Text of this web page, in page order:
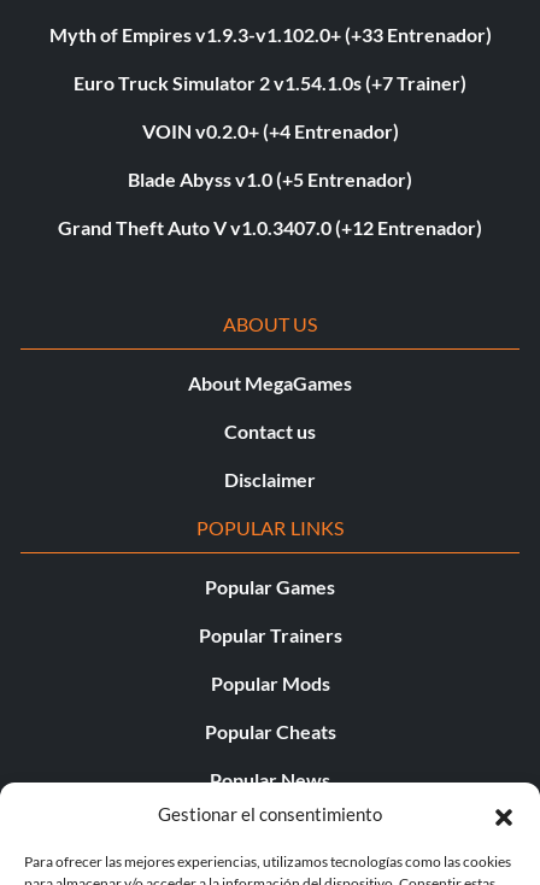
Gestionar el consentimiento
Para ofrecer las mejores experiencias, utilizamos tecnologías como las cookies
Myth of Empires v1.9.3-v1.102.0+ (+33 Entrenador)
Euro Truck Simulator 2 v1.54.1.0s (+7 Trainer)
VOIN v0.2.0+ (+4 Entrenador)
Blade Abyss v1.0 (+5 Entrenador)
Grand Theft Auto V v1.0.3407.0 (+12 Entrenador)
ABOUT US
About MegaGames
Contact us
Disclaimer
POPULAR LINKS
Popular Games
Popular Trainers
Popular Mods
Popular Cheats
Popular News
Popular Editorials
Popular Free Games